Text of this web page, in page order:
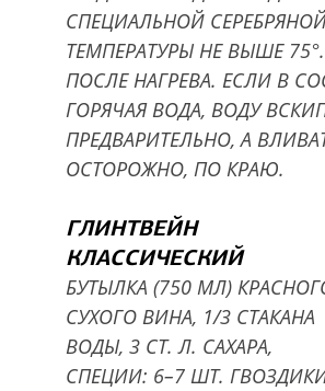
СПЕЦИАЛЬНОЙ
ТЕМПЕРАТУРЫ НЕ ВЫШЕ
ПОСЛЕ НАГРЕВА. ЕСЛИ В
ГОРЯЧАЯ ВОДА, ВОДУ
ПРЕДВАРИТЕЛЬНО, А
ОСТОРОЖНО, ПО КРАЮ.
ГЛИНТВЕЙН
КЛАССИЧЕСКИЙ
БУТЫЛКА (750 МЛ)
СУХОГО ВИНА, 1/3 СТАКАНА
ВОДЫ, 3 СТ. Л. САХАРА,
СПЕЦИИ: 6–7 ШТ.